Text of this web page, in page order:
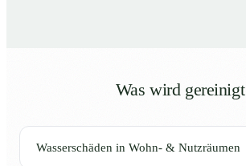
Was wird gereinigt
Wasserschäden in Wohn- & Nutzräumen